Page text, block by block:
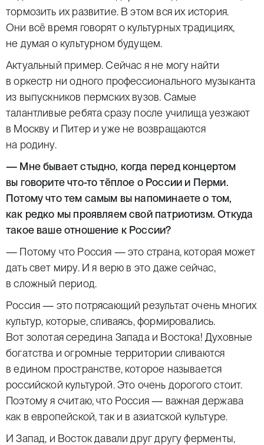
тормозить их развитие. В этом вся их история.
Они всё время говорят о культурных традициях,
не думая о культурном будущем.
Актуальный пример. Сейчас я не могу найти
в оркестр ни одного профессионального музыканта
из выпускников пермских вузов. Самые
талантливые ребята сразу после училища уезжают
в Москву и Питер и уже не возвращаются
на родину.
— Мне бывает стыдно, когда перед концертом
вы говорите что-то тёплое о России и Перми.
Потому что тем самым вы напоминаете о том,
как редко мы проявляем свой патриотизм. Откуда
такое ваше отношение к России?
— Потому что Россия — это страна, которая может
дать свет миру. И я верю в это даже сейчас,
в сложный период.
Россия — это потрясающий результат очень многих
культур, которые, сливаясь, формировались.
Вот золотая середина Запада и Востока! Духовные
богатства и огромные территории сливаются
в едином пространстве, которое называется
российской культурой. Это очень дорогого стоит.
Поэтому я считаю, что Россия — важная держава
как в европейской, так и в азиатской культуре.
И Запад, и Восток давали друг другу ферменты,